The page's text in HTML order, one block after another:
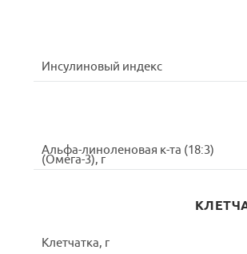
Инсулиновый индекс
Альфа-линоленовая к-та (18:3)
(Омега-3), г
Клетчатка, г